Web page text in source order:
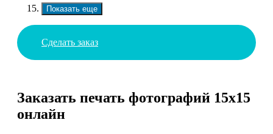
Показать еще
Сделать заказ
Заказать печать фотографий 15х15
онлайн